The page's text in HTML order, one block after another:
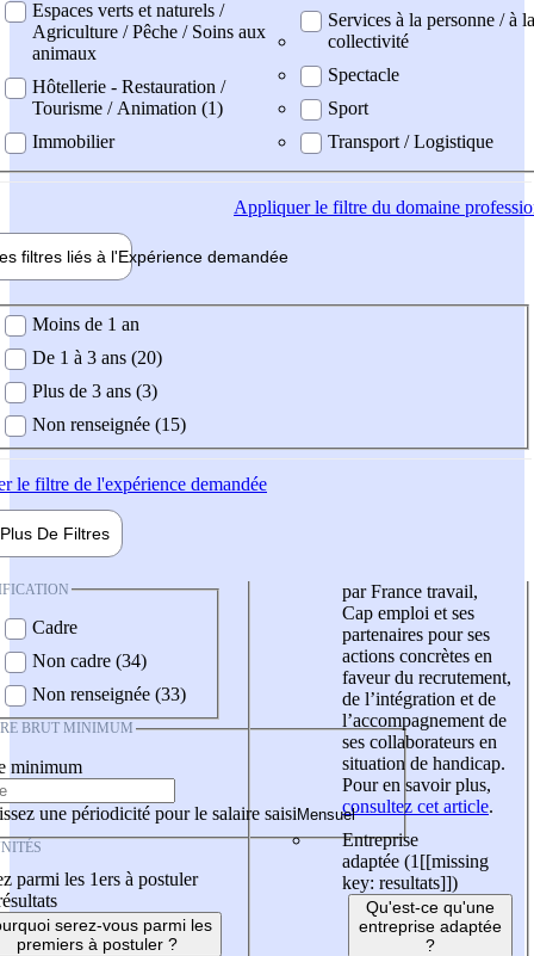
Espaces verts et naturels /
Agriculture / Pêche / Soins aux
animaux
Hôtellerie - Restauration /
Tourisme / Animation (1)
Immobilier
Services à la personne / à la
collectivité
Spectacle
Sport
Transport / Logistique
Appliquerle filtre du domaine
filtres liés à l'Expérience demandée
demandée
Moins de 1 an
De 1 à 3 ans (20)
Plus de 3 ans (3)
Non renseignée (15)
le filtre de l'expérience demandée
Plus De Filtres
Cadre
Non cadre (34)
Non renseignée (33)
BRUT MINIMUM
minimum
une périodicité pour le salaire saisi
parmi les 1ers à postuler
serez-vous parmi les
premiers à postuler ?
par France travail,
Cap emploi et ses
partenaires pour ses
actions concrètes en
faveur du recrutement,
de l’intégration et de
l’accompagnement de
ses collaborateurs en
situation de handicap.
Pour en savoir plus,
consultez cet article.
Entreprise
adaptée (1 [[missing
key: resultats]])
Qu'est-ce qu'une
entreprise adaptée
?